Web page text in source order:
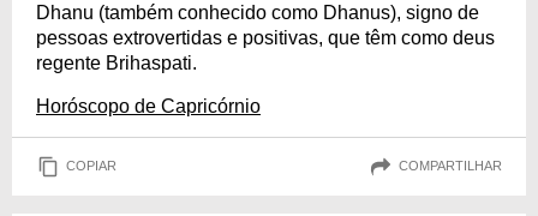
Dhanu (também conhecido como Dhanus), signo de
pessoas extrovertidas e positivas, que têm como deus
regente Brihaspati.
Horóscopo de Capricórnio
COPIAR COMPARTILHAR